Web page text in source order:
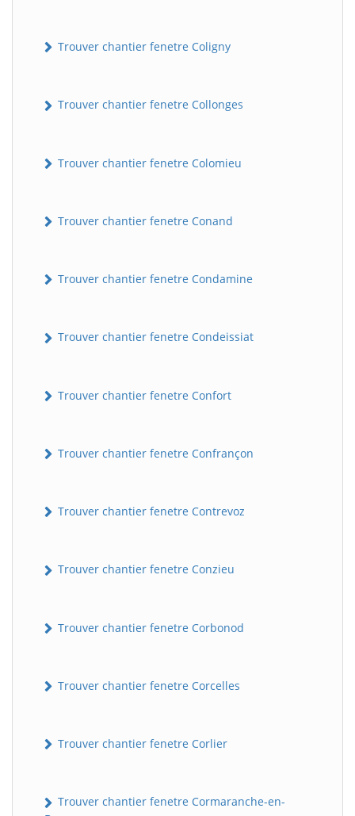
Trouver chantier fenetre Coligny
Trouver chantier fenetre Collonges
Trouver chantier fenetre Colomieu
Trouver chantier fenetre Conand
Trouver chantier fenetre Condamine
Trouver chantier fenetre Condeissiat
Trouver chantier fenetre Confort
Trouver chantier fenetre Confrançon
Trouver chantier fenetre Contrevoz
Trouver chantier fenetre Conzieu
Trouver chantier fenetre Corbonod
Trouver chantier fenetre Corcelles
Trouver chantier fenetre Corlier
Trouver chantier fenetre Cormaranche-en-
BatiWebPro